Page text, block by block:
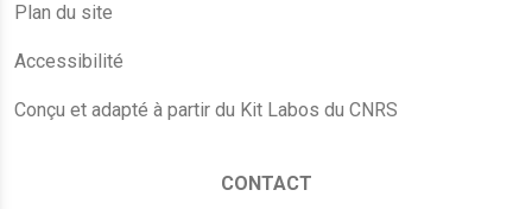
Plan du site
Accessibilité
Conçu et adapté à partir du Kit Labos du CNRS
CONTACT